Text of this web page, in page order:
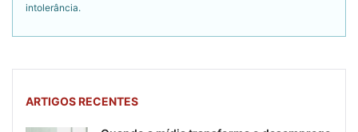
intolerância.
ARTIGOS RECENTES